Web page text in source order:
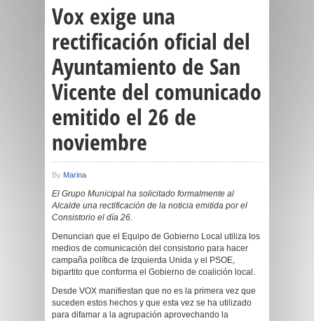
Vox exige una
rectificación oficial del
Ayuntamiento de San
Vicente del comunicado
emitido el 26 de
noviembre
By Marina
El Grupo Municipal ha solicitado formalmente al
Alcalde una rectificación de la noticia emitida por el
Consistorio el día 26.
Denuncian que el Equipo de Gobierno Local utiliza los
medios de comunicación del consistorio para hacer
campaña política de Izquierda Unida y el PSOE,
bipartito que conforma el Gobierno de coalición local.
Desde VOX manifiestan que no es la primera vez que
suceden estos hechos y que esta vez se ha utilizado
para difamar a la agrupación aprovechando la